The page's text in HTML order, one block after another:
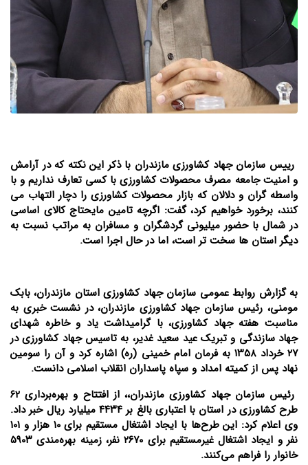
رییس سازمان جهاد کشاورزی مازندران با ذکر این نکته که در آرامش
و امنیت جامعه مصرف محصولات کشاورزی با کسی تعارف نداریم و با
واسطه گران و دلالان که بازار محصولات کشاورزی را دچار التهاب می
کنند، برخورد خواهیم کرد، گفت: اگرچه تامین مایحتاج کالای اساسی
در شمال با حضور میلیونی گردشگران و مسافران به مراتب نسبت به
دیگر استان ها سخت تر است، اما در حال اجرا است.
به گزارش روابط عمومی سازمان جهاد کشاورزی استان مازندران، بابک
مومنی، رئیس سازمان جهاد کشاورزی مازندران، در نشست خبری به
مناسبت هفته جهاد کشاورزی، با گرامیداشت یاد و خاطره شهدای
جهاد سازندگی و تبریک عید سعید غدیر، به تاسیس جهاد کشاورزی در
۲۷ خرداد ۱۳۵۸ به فرمان امام خمینی (ره) اشاره کرد و آن را سومین
نهاد پس از کمیته امداد و سپاه پاسداران انقلاب اسلامی دانست.
رئیس سازمان جهاد کشاورزی مازندران،، از افتتاح و بهره‌برداری ۶۲
طرح کشاورزی در استان با اعتباری بالغ بر ۴۴۳۴ میلیارد ریال خبر داد.
وی اعلام کرد: این طرح‌ها با ایجاد اشتغال مستقیم برای ۱۰ هزار و ۱۰۱
نفر و ایجاد اشتغال غیرمستقیم برای ۲۶۷۰ نفر، زمینه بهره‌مندی ۵۹۰۳
خانوار را فراهم می‌کنند.